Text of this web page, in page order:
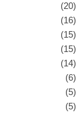
(20)
(16)
(15)
(15)
(14)
(6)
(5)
(5)